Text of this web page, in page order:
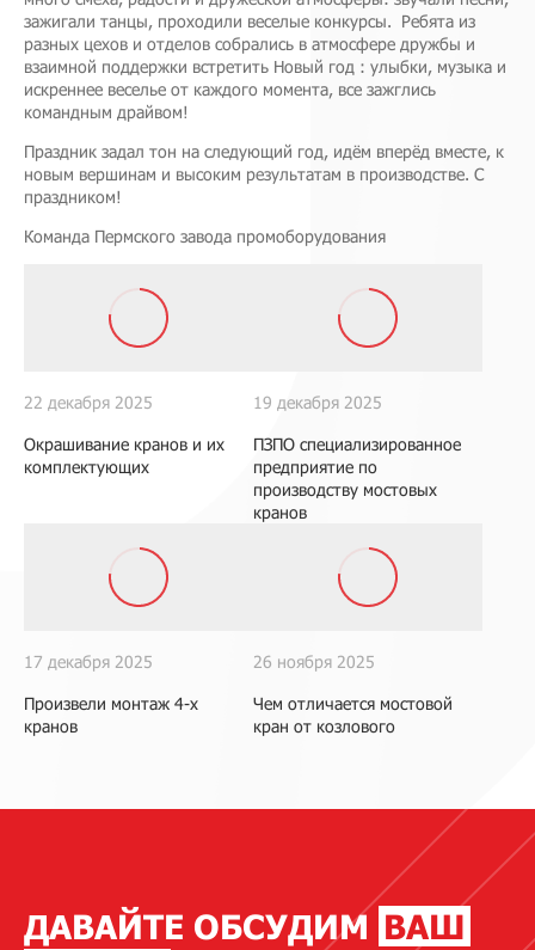
зажигали танцы, проходили веселые конкурсы. Ребята из
разных цехов и отделов собрались в атмосфере дружбы и
взаимной поддержки встретить Новый год : улыбки, музыка и
искреннее веселье от каждого момента, все зажглись
командным драйвом!
Праздник задал тон на следующий год, идём вперёд вместе, к
новым вершинам и высоким результатам в производстве. С
праздником!
Команда Пермского завода промоборудования
22 декабря 2025
Окрашивание кранов и их
комплектующих
19 декабря 2025
ПЗПО специализированное
предприятие по
производству мостовых
кранов
17 декабря 2025
Произвели монтаж 4-х
кранов
26 ноября 2025
Чем отличается мостовой
кран от козлового
ДАВАЙТЕ ОБСУДИМ ВАШ